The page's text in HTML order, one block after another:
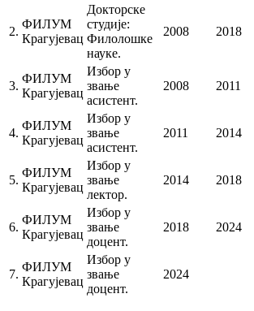
2.
ФИЛУМ
Крагујевац
Докторске
студије:
Филолошке
науке.
2008 2018
3.
ФИЛУМ
Крагујевац
Избор у
звање
асистент.
2008 2011
4.
ФИЛУМ
Крагујевац
Избор у
звање
асистент.
2011 2014
5.
ФИЛУМ
Крагујевац
Избор у
звање
лектор.
2014 2018
6.
ФИЛУМ
Крагујевац
Избор у
звање
доцент.
2018 2024
7.
ФИЛУМ
Крагујевац
Избор у
звање
доцент.
2024